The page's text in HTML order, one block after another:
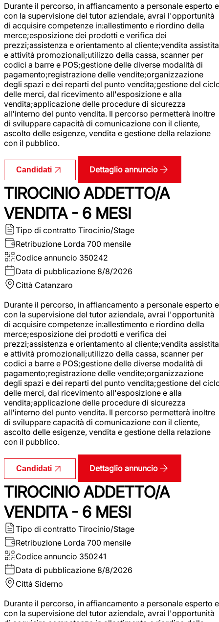
Durante il percorso, in affiancamento a personale esperto e
con la supervisione del tutor aziendale, avrai l'opportunità
di acquisire competenze in:allestimento e riordino della
merce;esposizione dei prodotti e verifica dei
prezzi;assistenza e orientamento al cliente;vendita assistita
e attività promozionali;utilizzo della cassa, scanner per
codici a barre e POS;gestione delle diverse modalità di
pagamento;registrazione delle vendite;organizzazione
degli spazi e dei reparti del punto vendita;gestione del
delle merci, dal ricevimento all'esposizione e alla
vendita;applicazione delle procedure di sicurezza
all'interno del punto vendita. Il percorso permetterà inoltre
di sviluppare capacità di comunicazione con il cliente,
ascolto delle esigenze, vendita e gestione della relazione
con il pubblico.
Candidati Dettaglio annuncio
TIROCINIO ADDETTO/A
VENDITA - 6 MESI
Tipo di contratto Tirocinio/Stage
Retribuzione Lorda 700 mensile
Codice annuncio 350242
Data di pubblicazione 8/8/2026
Città Catanzaro
Durante il percorso, in affiancamento a personale esperto e
con la supervisione del tutor aziendale, avrai l'opportunità
di acquisire competenze in:allestimento e riordino della
merce;esposizione dei prodotti e verifica dei
prezzi;assistenza e orientamento al cliente;vendita assistita
e attività promozionali;utilizzo della cassa, scanner per
codici a barre e POS;gestione delle diverse modalità di
pagamento;registrazione delle vendite;organizzazione
degli spazi e dei reparti del punto vendita;gestione del
delle merci, dal ricevimento all'esposizione e alla
vendita;applicazione delle procedure di sicurezza
all'interno del punto vendita. Il percorso permetterà inoltre
di sviluppare capacità di comunicazione con il cliente,
ascolto delle esigenze, vendita e gestione della relazione
con il pubblico.
Candidati Dettaglio annuncio
TIROCINIO ADDETTO/A
VENDITA - 6 MESI
Tipo di contratto Tirocinio/Stage
Retribuzione Lorda 700 mensile
Codice annuncio 350241
Data di pubblicazione 8/8/2026
Città Siderno
Durante il percorso, in affiancamento a personale esperto e
con la supervisione del tutor aziendale, avrai l'opportunità